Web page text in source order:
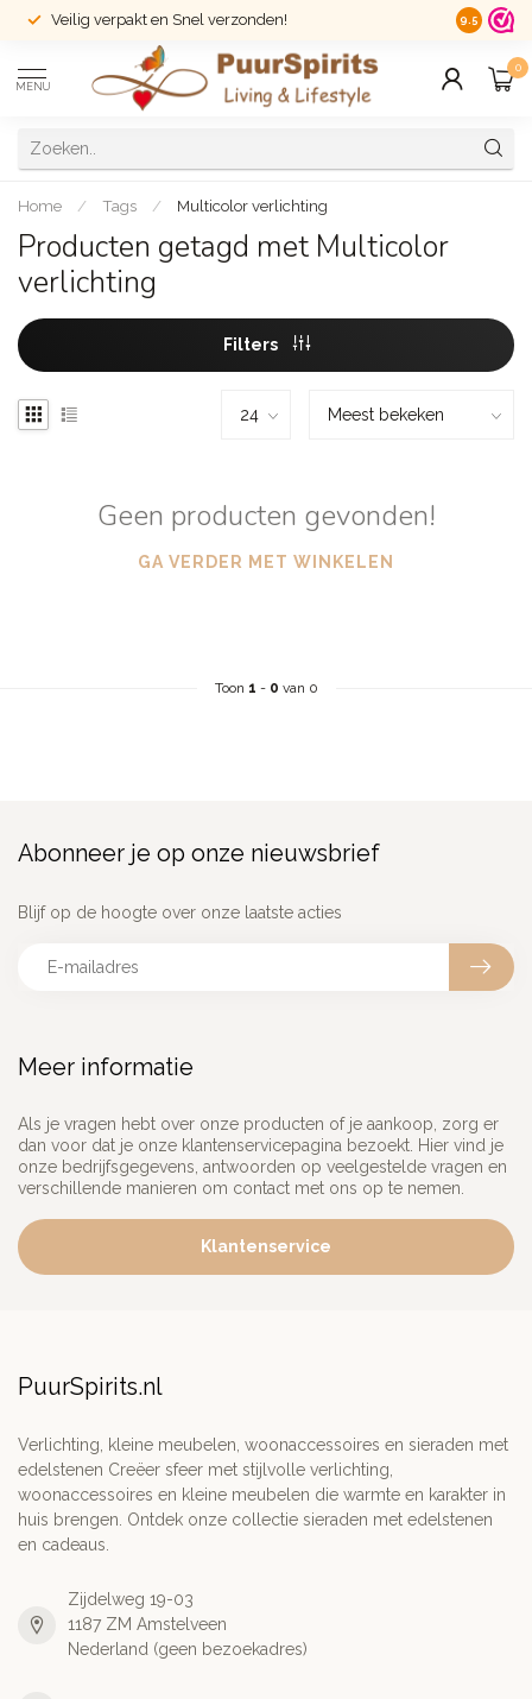
Veilig verpakt en Snel verzonden! 14 dagen
9.5
MENU
0
Home / Tags / Multicolor verlichting
Producten getagd met Multicolor
verlichting
Filters
Geen producten gevonden!
GA VERDER MET WINKELEN
Toon 1 - 0 van 0
Meer informatie
Als je vragen hebt over onze producten of je aankoop, zorg er
dan voor dat je onze klantenservicepagina bezoekt. Hier vind je
onze bedrijfsgegevens, antwoorden op veelgestelde vragen en
verschillende manieren om contact met ons op te nemen.
Klantenservice
Abonneer je op onze nieuwsbrief
Blijf op de hoogte over onze laatste acties
PuurSpirits.nl
Verlichting, kleine meubelen, woonaccessoires en sieraden met
edelstenen Creëer sfeer met stijlvolle verlichting,
woonaccessoires en kleine meubelen die warmte en karakter in
huis brengen. Ontdek onze collectie sieraden met edelstenen
en cadeaus.
Zijdelweg 19-03
1187 ZM Amstelveen
Nederland (geen bezoekadres)